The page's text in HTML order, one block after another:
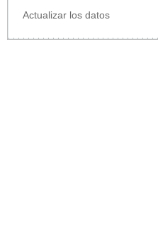
Actualizar los datos